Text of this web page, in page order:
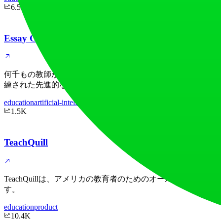
6.5K
Essay Grader AI
何千もの教師が当社のAIツールを利用して、数秒でエッセ
練された先進的なAI技術を活用し、学生への正確で詳細な
educationartificial-intelligence
1.5K
TeachQuill
TeachQuillは、アメリカの教育者のためのオールインワンAI
す。
educationproduct
10.4K